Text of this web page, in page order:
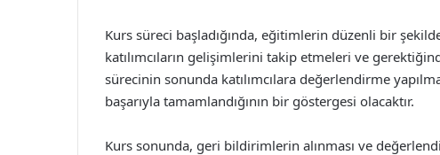
Kurs süreci başladığında, eğitimlerin düzenli bir
katılımcıların gelişimlerini takip etmeleri ve
sürecinin sonunda katılımcılara değerlendirme
başarıyla tamamlandığının bir göstergesi olacaktır.
Kurs sonunda, geri bildirimlerin alınması ve